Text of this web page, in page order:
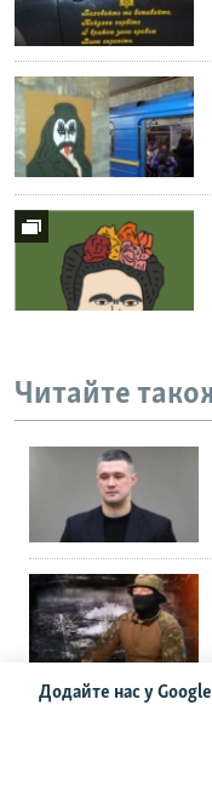
Додайте нас у Google
Читайте